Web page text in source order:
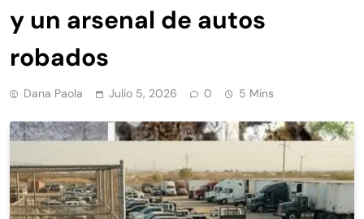
y un arsenal de autos
robados
Dana Paola Julio 5, 2026 0 5 Mins